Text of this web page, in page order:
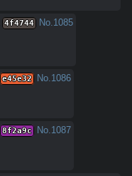
4f4744 No.1085
e45e32 No.1086
8f2a9c No.1087